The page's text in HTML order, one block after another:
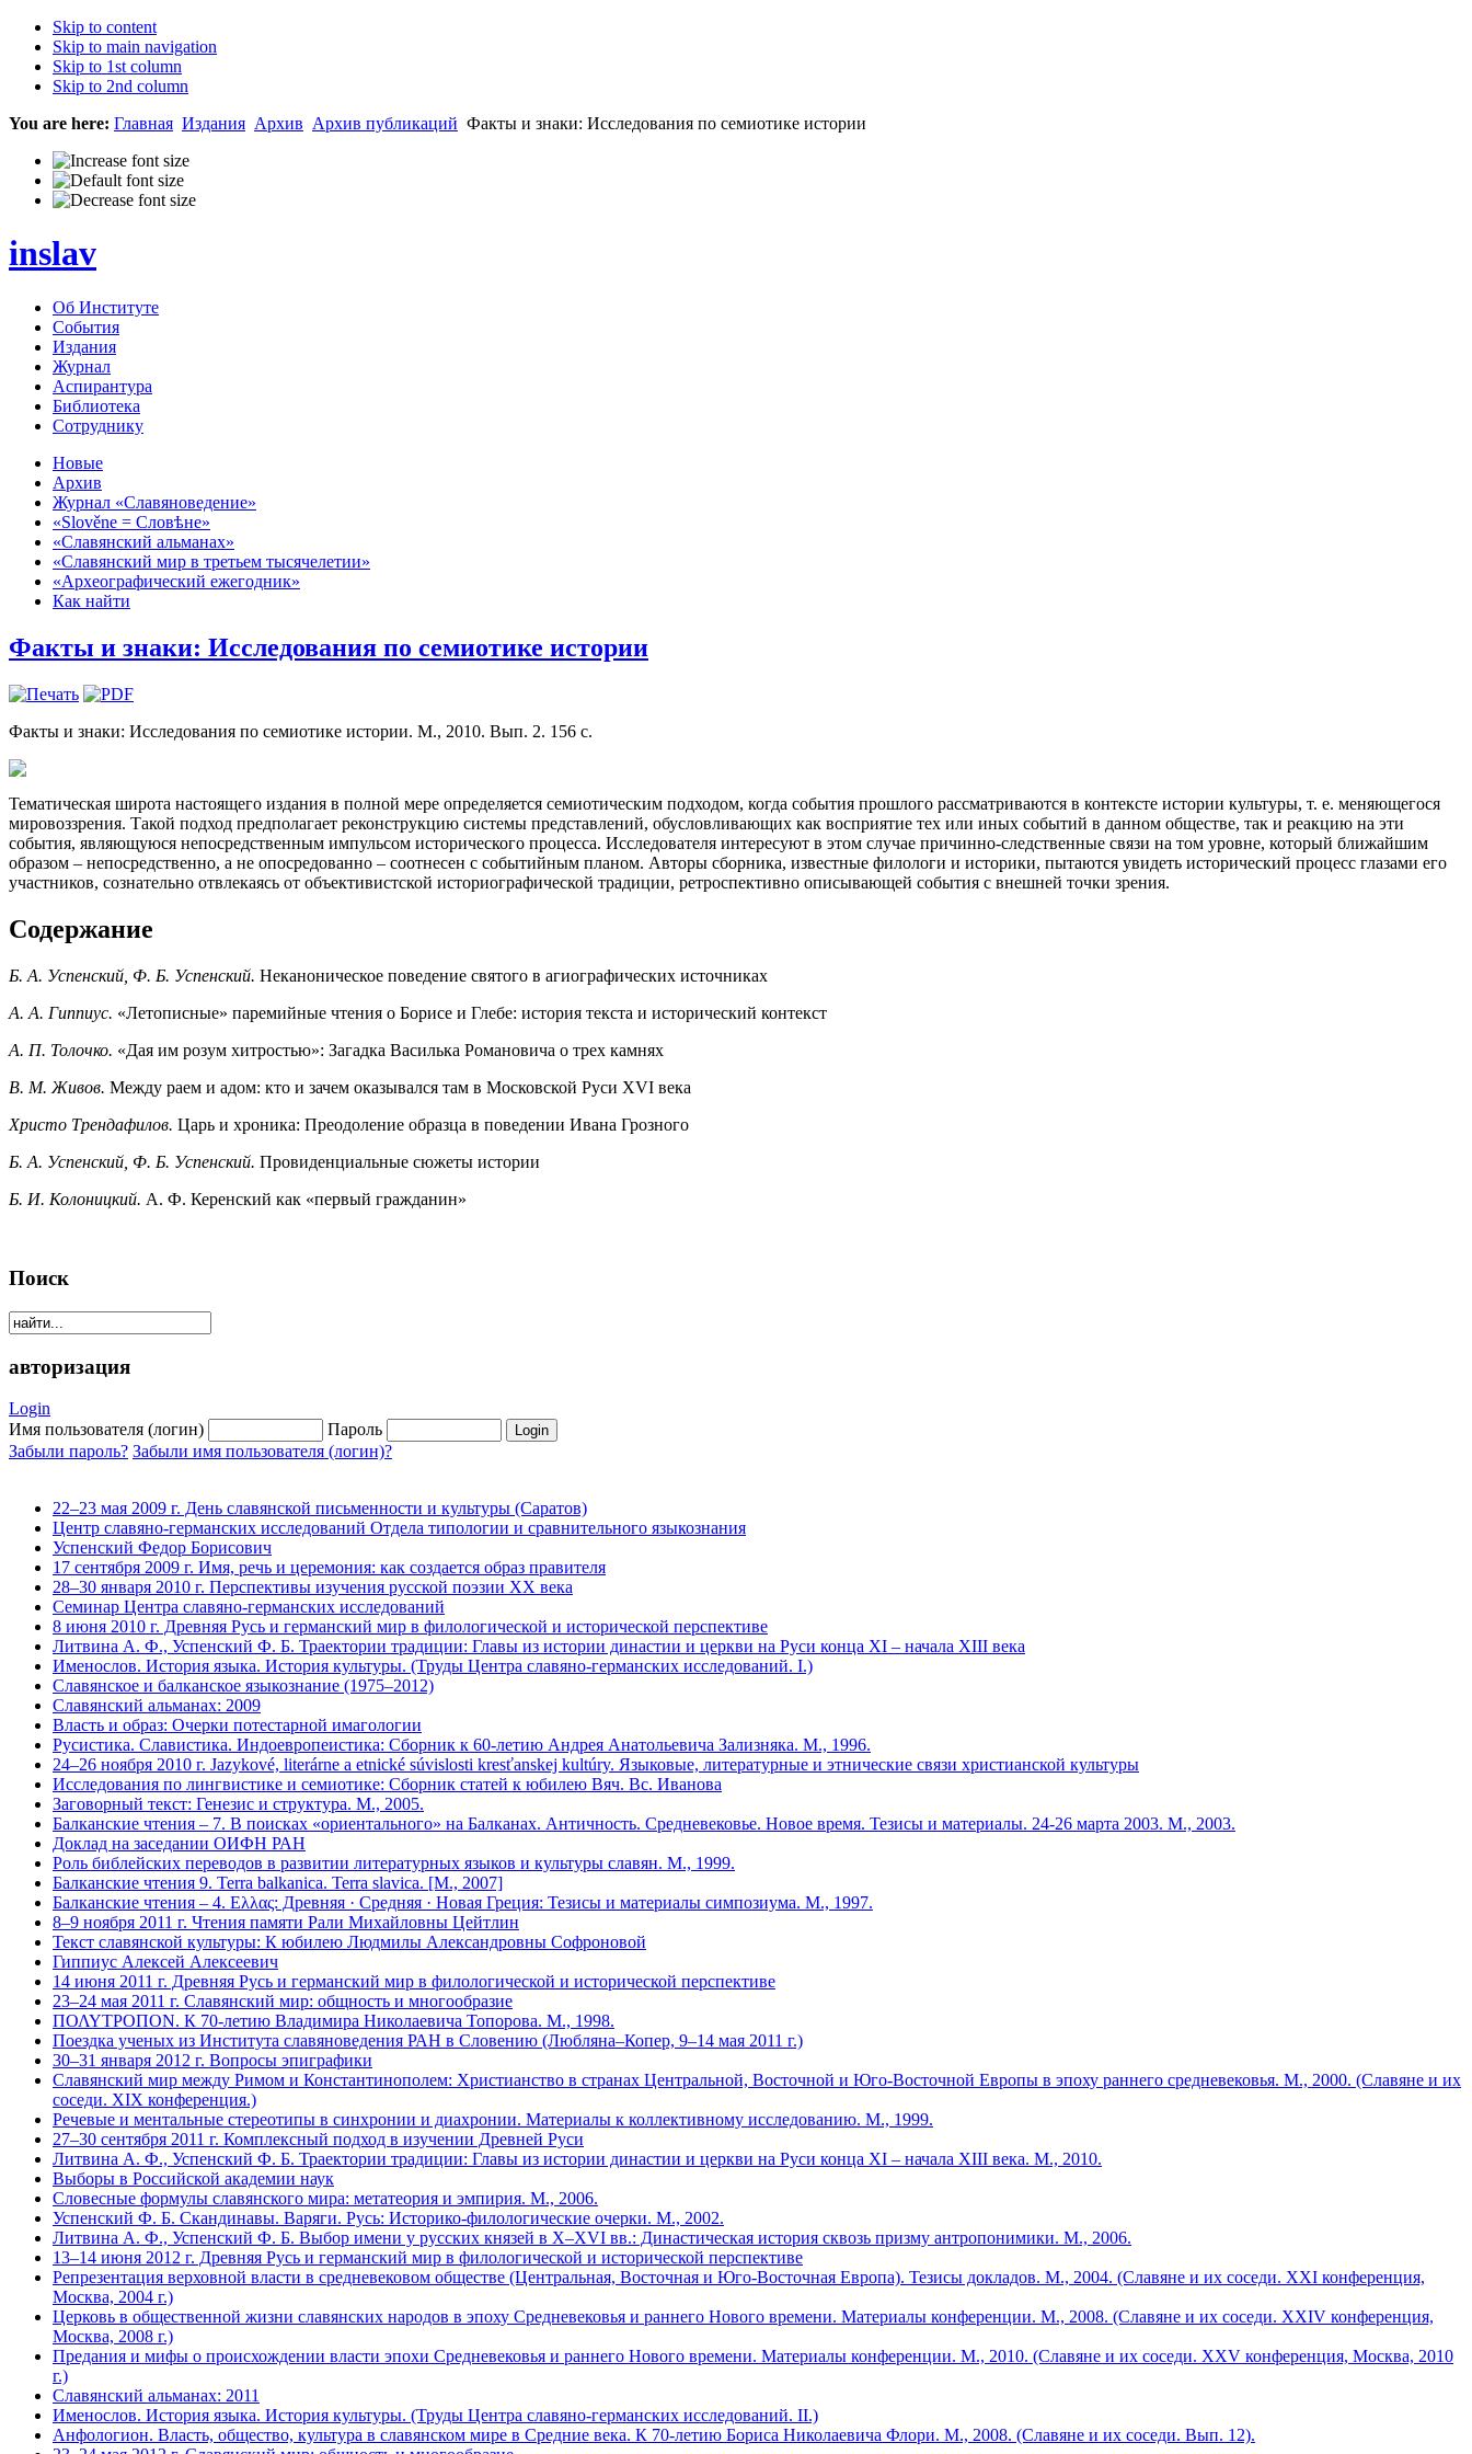
Skip to content
Skip to main navigation
Skip to 1st column
Skip to 2nd column
You are here: Главная Издания Архив Архив публикаций Факты и знаки: Исследования по семиотике истории
inslav
Об Институте
События
Издания
Журнал
Аспирантура
Библиотека
Сотруднику
Новые
Архив
Журнал «Славяноведение»
«Slověne = Словѣне»
«Славянский альманах»
«Славянский мир в третьем тысячелетии»
«Археографический ежегодник»
Как найти
Факты и знаки: Исследования по семиотике истории
Факты и знаки: Исследования по семиотике истории. М., 2010. Вып. 2. 156 с.
Тематическая широта настоящего издания в полной мере определяется семиотическим подходом, когда события прошлого рассматриваются в контексте истории культуры, т. е. меняющегося
мировоззрения. Такой подход предполагает реконструкцию системы представлений, обусловливающих как восприятие тех или иных событий в данном обществе, так и реакцию на эти
события, являющуюся непосредственным импульсом исторического процесса. Исследователя интересуют в этом случае причинно-следственные связи на том уровне, который ближайшим
образом – непосредственно, а не опосредованно – соотнесен с событийным планом. Авторы сборника, известные филологи и историки, пытаются увидеть исторический процесс глазами его
участников, сознательно отвлекаясь от объективистской историографической традиции, ретроспективно описывающей события с внешней точки зрения.
Содержание
Б. А. Успенский, Ф. Б. Успенский. Неканоническое поведение святого в агиографических источниках
А. А. Гиппиус. «Летописные» паремийные чтения о Борисе и Глебе: история текста и исторический контекст
А. П. Толочко. «Дая им розум хитростью»: Загадка Василька Романовича о трех камнях
В. М. Живов. Между раем и адом: кто и зачем оказывался там в Московской Руси XVI века
Христо Трендафилов. Царь и хроника: Преодоление образца в поведении Ивана Грозного
Б. А. Успенский, Ф. Б. Успенский. Провиденциальные сюжеты истории
Б. И. Колоницкий. А. Ф. Керенский как «первый гражданин»
Поиск
авторизация
Login
Имя пользователя (логин)
Пароль
Забыли пароль? Забыли имя пользователя (логин)?
22–23 мая 2009 г. День славянской письменности и культуры (Саратов)
Центр славяно-германских исследований Отдела типологии и сравнительного языкознания
Успенский Федор Борисович
17 сентября 2009 г. Имя, речь и церемония: как создается образ правителя
28–30 января 2010 г. Перспективы изучения русской поэзии ХХ века
Семинар Центра славяно-германских исследований
8 июня 2010 г. Древняя Русь и германский мир в филологической и исторической перспективе
Литвина А. Ф., Успенский Ф. Б. Траектории традиции: Главы из истории династии и церкви на Руси конца XI – начала XIII века
Именослов. История языка. История культуры. (Труды Центра славяно-германских исследований. I.)
Славянское и балканское языкознание (1975–2012)
Славянский альманах: 2009
Власть и образ: Очерки потестарной имагологии
Русистика. Славистика. Индоевропеистика: Сборник к 60-летию Андрея Анатольевича Зализняка. М., 1996.
24–26 ноября 2010 г. Jazykové, literárne a etnické súvislosti kresťanskej kultúry. Языковые, литературные и этнические связи христианской культуры
Исследования по лингвистике и семиотике: Сборник статей к юбилею Вяч. Вс. Иванова
Заговорный текст: Генезис и структура. М., 2005.
Балканские чтения – 7. В поисках «ориентального» на Балканах. Античность. Средневековье. Новое время. Тезисы и материалы. 24-26 марта 2003. М., 2003.
Доклад на заседании ОИФН РАН
Роль библейских переводов в развитии литературных языков и культуры славян. М., 1999.
Балканские чтения 9. Terra balkanica. Terra slavica. [М., 2007]
Балканские чтения – 4. Eλλας: Древняя · Средняя · Новая Греция: Тезисы и материалы симпозиума. М., 1997.
8–9 ноября 2011 г. Чтения памяти Рали Михайловны Цейтлин
Текст славянской культуры: К юбилею Людмилы Александровны Софроновой
Гиппиус Алексей Алексеевич
14 июня 2011 г. Древняя Русь и германский мир в филологической и исторической перспективе
23–24 мая 2011 г. Славянский мир: общность и многообразие
ΠΟΛΥΤΡΟΠΟΝ. К 70-летию Владимира Николаевича Топорова. М., 1998.
Поездка ученых из Института славяноведения РАН в Словению (Любляна–Копер, 9–14 мая 2011 г.)
30–31 января 2012 г. Вопросы эпиграфики
Славянский мир между Римом и Константинополем: Христианство в странах Центральной, Восточной и Юго-Восточной Европы в эпоху раннего средневековья. М., 2000. (Славяне и их
соседи. XIX конференция.)
Речевые и ментальные стереотипы в синхронии и диахронии. Материалы к коллективному исследованию. М., 1999.
27–30 сентября 2011 г. Комплексный подход в изучении Древней Руси
Литвина А. Ф., Успенский Ф. Б. Траектории традиции: Главы из истории династии и церкви на Руси конца XI – начала XIII века. М., 2010.
Выборы в Российской академии наук
Словесные формулы славянского мира: метатеория и эмпирия. М., 2006.
Успенский Ф. Б. Скандинавы. Варяги. Русь: Историко-филологические очерки. М., 2002.
Литвина А. Ф., Успенский Ф. Б. Выбор имени у русских князей в X–XVI вв.: Династическая история сквозь призму антропонимики. М., 2006.
13–14 июня 2012 г. Древняя Русь и германский мир в филологической и исторической перспективе
Репрезентация верховной власти в средневековом обще­стве (Центральная, Восточная и Юго-Восточная Европа). Тезисы докладов. М., 2004. (Славяне и их соседи. XXI конференция,
Москва, 2004 г.)
Церковь в общественной жизни славянских народов в эпоху Сред­невековья и раннего Нового времени. Материалы конферен­ции. М., 2008. (Славяне и их соседи. XXIV конференция,
Москва, 2008 г.)
Предания и мифы о происхождении власти эпохи Средневековья и раннего Нового времени. Материалы конференции. М., 2010. (Славяне и их соседи. XXV кон­ференция, Москва, 2010
г.)
Славянский альманах: 2011
Именослов. История языка. История культуры. (Труды Центра славяно-германских исследований. II.)
Анфологион. Власть, общество, культура в славянском мире в Средние века. К 70-летию Бориса Николаевича Флори. М., 2008. (Славяне и их соседи. Вып. 12).